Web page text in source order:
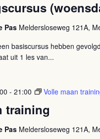
Pas Meldersloseweg 121A,
basiscursus hebben
uit 1 les van...
training
- 21:00 Volle maan
Pas Meldersloseweg 121A,